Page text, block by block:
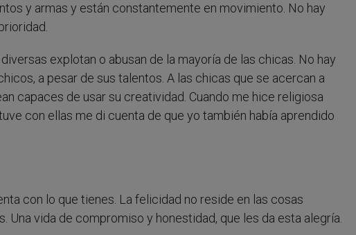
y armas y están constantemente en movimiento. No hay
explotan o abusan de la mayoría de las chicas. No hay
a pesar de sus talentos. A las chicas que se acercan a
capaces de usar su creatividad. Cuando me hice religiosa
con ellas me di cuenta de que yo también había aprendido
con lo que tienes. La felicidad no reside en las cosas
Una vida de compromiso y honestidad, que les da esta alegría.